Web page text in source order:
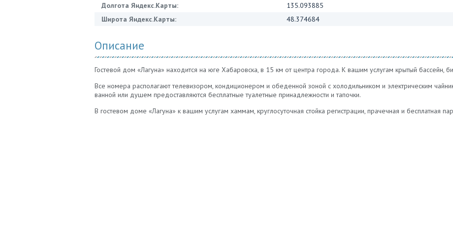
Долгота Яндекс.Карты:
135.093885
Широта Яндекс.Карты:
48.374684
Описание
Гостевой дом «Лагуна» находится на юге Хабаровска, в 15 км от центра города. К вашим услугам крытый бассейн,
Все номера располагают телевизором, кондиционером и обеденной зоной с холодильником и электрическим
ванной или душем предоставляются бесплатные туалетные принадлежности и тапочки.
В гостевом доме «Лагуна» к вашим услугам хаммам, круглосуточная стойка регистрации, прачечная и бесплатная